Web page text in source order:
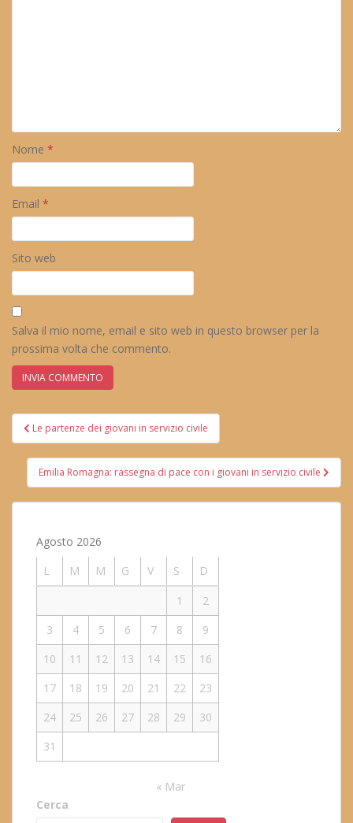
Nome *
Email *
Sito web
Salva il mio nome, email e sito web in questo browser per la
prossima volta che commento.
Navigazione
articoli
Le partenze dei giovani in servizio civile
Emilia Romagna: rassegna di pace con i giovani in servizio civile
Agosto 2026
L
M M G V S
D
1
2
3
4 5 6 7 8
9
10
11 12 13 14 15
16
17
18 19 20 21 22
23
24
25 26 27 28 29
30
31
« Mar
Cerca